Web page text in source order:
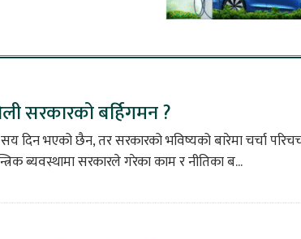
सरकारको बर्हिगमन ?
दिन भएको छैन, तर सरकारको भविष्यको बारेमा चर्चा
ब्यवस्थामा सरकारले गरेका काम र नीतिका ब...